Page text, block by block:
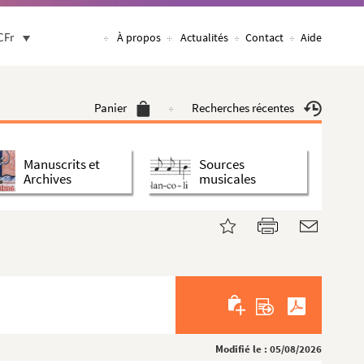
À propos Actualités Contact Aide
Panier Recherches récentes
Manuscrits et
Archives
Sources
musicales
Modifié le : 05/08/2026